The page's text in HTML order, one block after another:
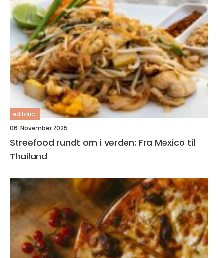
editorial
06. November 2025
Streefood rundt om i verden: Fra Mexico til
Thailand